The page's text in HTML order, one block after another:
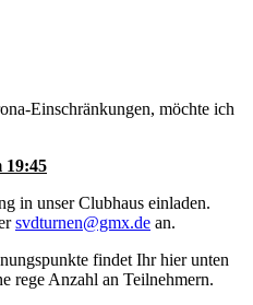
Einschränkungen, möchte ich
19:45
in unser Clubhaus einladen.
svdturnen@gmx.de an.
findet Ihr hier unten
rege Anzahl an Teilnehmern.